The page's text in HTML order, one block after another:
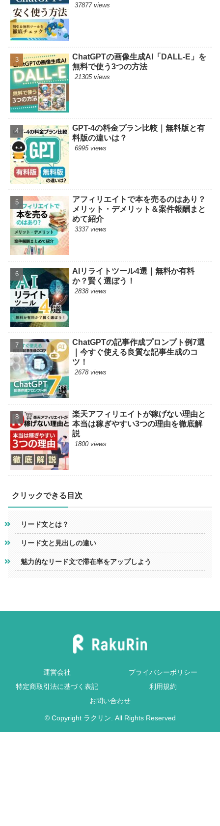
37877 views
ChatGPTの画像生成AI「DALL-E」を
無料で使う3つの方法
21305 views
GPT-4の料金プラン比較｜無料版と有
料版の違いは？
6995 views
アフィリエイトで本を売るのはあり？
メリット・デメリット＆案件報酬まと
めて紹介
3337 views
AIリライトツール4選｜無料か有料
か？賢く選ぼう！
2838 views
ChatGPTの記事作成プロンプト例7選
｜今すぐ使える良質な記事生成のコ
ツ！
2678 views
楽天アフィリエイトが稼げない理由と
本当は稼ぎやすい3つの理由を徹底解
説
1800 views
クリックできる目次
リード文とは？
リード文と見出しの違い
魅力的なリード文で滞在率をアップしよう
運営会社
プライバシーポリシー
特定商取引法に基づく表記
利用規約
お問い合わせ
© Copyright ラクリン. All Rights Reserved